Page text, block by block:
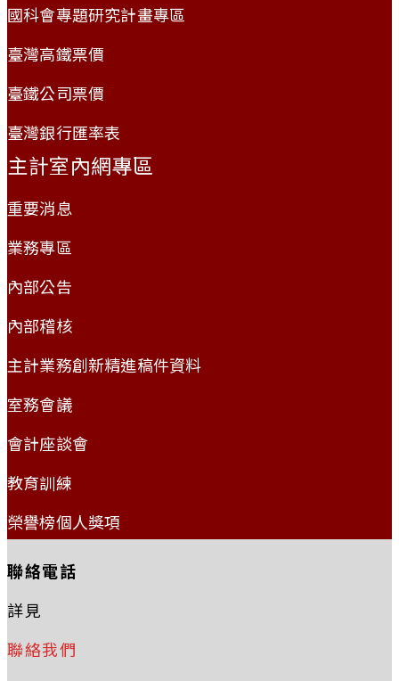
國科會專題研究計畫專區
臺灣高鐵票價
臺鐵公司票價
臺灣銀行匯率表
主計室內網專區
重要消息
業務專區
內部公告
內部稽核
主計業務創新精進稿件資料
室務會議
會計座談會
教育訓練
榮譽榜個人獎項
聯絡電話
詳見
聯絡我們